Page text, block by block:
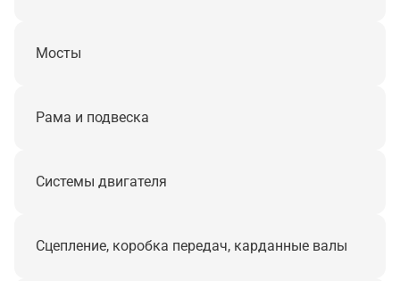
Мосты
Рама и подвеска
Системы двигателя
Сцепление, коробка передач, карданные валы